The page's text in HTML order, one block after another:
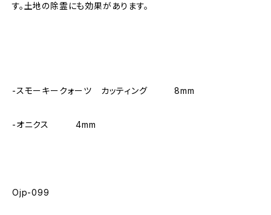
す。土地の除霊にも効果があります。
-スモーキークォーツ カッティング 8mm
-オニクス 4mm
Ojp-099